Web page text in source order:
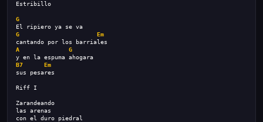
Estribillo
G
El ripiero ya se va
G
Em
cantando por los barriales
A
G
y en la espuma ahogara
B7
Em
sus pesares
Riff I
Zarandeando
las arenas
con el duro piedral